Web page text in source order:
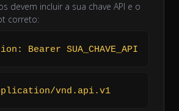
devem incluir a sua chave API e o
correto:
Bearer SUA_CHAVE_API
vnd.api.v1